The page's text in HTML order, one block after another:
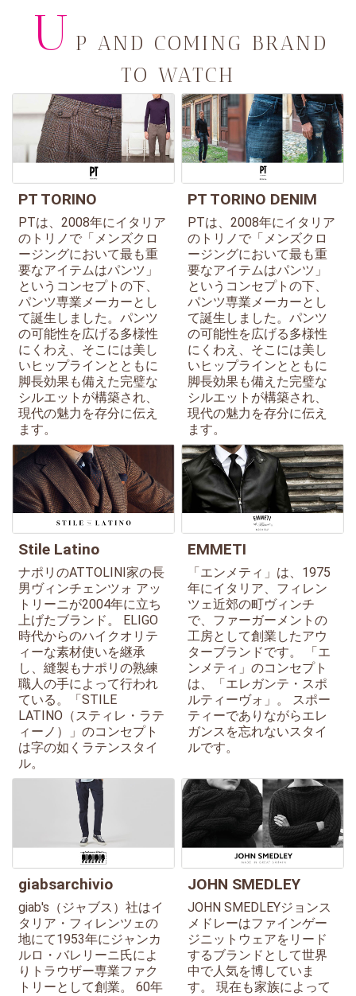
U P AND COMING BRAND
TO WATCH
PT TORINO
PTは、2008年にイタリア
のトリノで「メンズクロ
ージングにおいて最も重
要なアイテムはパンツ」
というコンセプトの下、
パンツ専業メーカーとし
て誕生しました。パンツ
の可能性を広げる多様性
にくわえ、そこには美し
いヒップラインとともに
脚長効果も備えた完璧な
シルエットが構築され、
現代の魅力を存分に伝え
ます。
PT TORINO DENIM
PTは、2008年にイタリア
のトリノで「メンズクロ
ージングにおいて最も重
要なアイテムはパンツ」
というコンセプトの下、
パンツ専業メーカーとし
て誕生しました。パンツ
の可能性を広げる多様性
にくわえ、そこには美し
いヒップラインとともに
脚長効果も備えた完璧な
シルエットが構築され、
現代の魅力を存分に伝え
ます。
Stile Latino
ナポリのATTOLINI家の長
男ヴィンチェンツォ アッ
トリーニが2004年に立ち
上げたブランド。 ELIGO
時代からのハイクオリテ
ィーな素材使いを継承
し、縫製もナポリの熟練
職人の手によって行われ
ている。「STILE
LATINO（スティレ・ラテ
ィーノ）」のコンセプト
は字の如くラテンスタイ
ル。
EMMETI
「エンメティ」は、1975
年にイタリア、フィレン
ツェ近郊の町ヴィンチ
で、ファーガーメントの
工房として創業したアウ
ターブランドです。 「エ
ンメティ」のコンセプト
は、「エレガンテ・スポ
ルティーヴォ」。 スポー
ティーでありながらエレ
ガンスを忘れないスタイ
ルです。
giabsarchivio
giab's（ジャブス）社はイ
タリア・フィレンツェの
地にて1953年にジャンカ
ルロ・バレリーニ氏によ
りトラウザー専業ファク
トリーとして創業。 60年
JOHN SMEDLEY
JOHN SMEDLEYジョンス
メドレーはファインゲー
ジニットウェアをリード
するブランドとして世界
中で人気を博していま
す。 現在も家族によって